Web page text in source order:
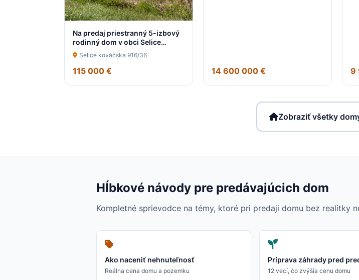
Na predaj priestranný 5-izbový
rodinný dom v obci Selice
pripravený stať sa vaším novým
domovom
Selice kováčska 916/36
115 000 € 14 600 000 € 9
Zobraziť všetky
Hĺbkové návody pre predávajúcich dom
Kompletné sprievodce na témy, ktoré pri predaji domu bez realitky
Ako naceniť nehnuteľnosť
Reálna cena domu a pozemku
Príprava záhrady pred
12 vecí, čo zvýšia cenu domu